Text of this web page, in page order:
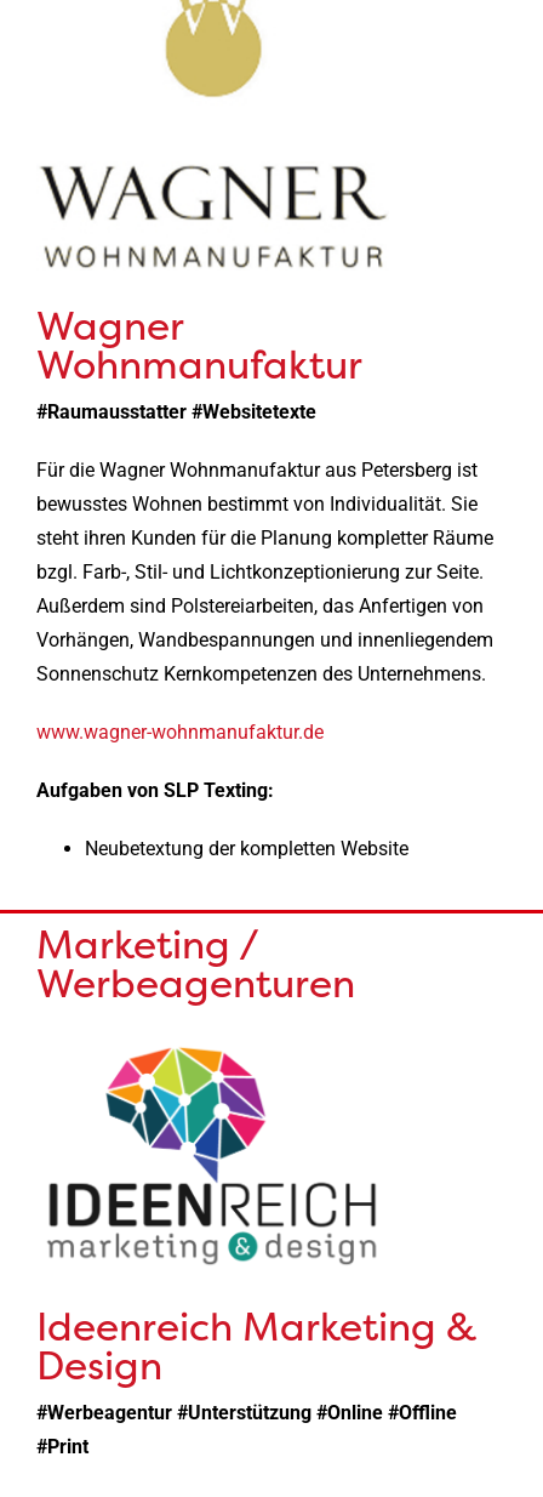
Wagner
Wohnmanufaktur
#Raumausstatter #Websitetexte
Für die Wagner Wohnmanufaktur aus Petersberg ist
bewusstes Wohnen bestimmt von Individualität. Sie
steht ihren Kunden für die Planung kompletter Räume
bzgl. Farb-, Stil- und Lichtkonzeptionierung zur Seite.
Außerdem sind Polstereiarbeiten, das Anfertigen von
Vorhängen, Wandbespannungen und innenliegendem
Sonnenschutz Kernkompetenzen des Unternehmens.
www.wagner-wohnmanufaktur.de
Aufgaben von SLP Texting:
Neubetextung der kompletten Website
Marketing /
Werbeagenturen
Ideenreich Marketing &
Design
#Werbeagentur #Unterstützung #Online #Offline
#Print